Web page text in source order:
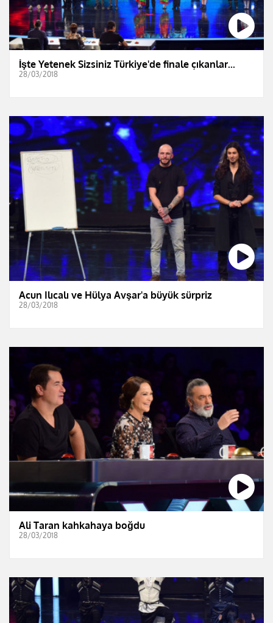
İşte Yetenek Sizsiniz Türkiye'de finale çıkanlar...
28/03/2018
Acun Ilıcalı ve Hülya Avşar'a büyük sürpriz
28/03/2018
Ali Taran kahkahaya boğdu
28/03/2018